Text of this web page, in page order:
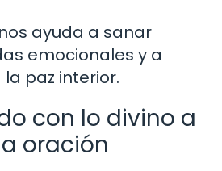
ayuda a sanar
emocionales y a
paz interior.
con lo divino a
oración